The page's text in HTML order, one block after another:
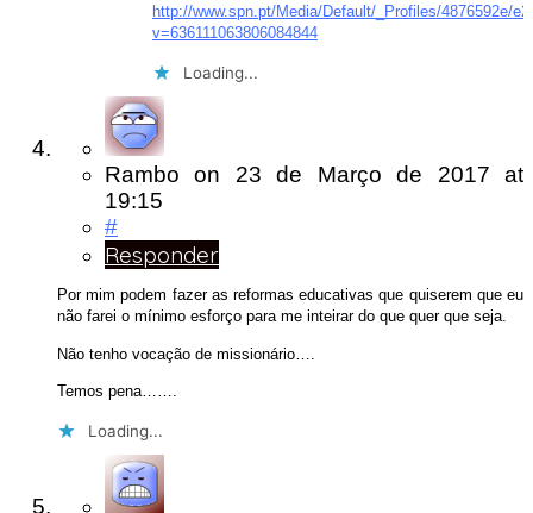
http://www.spn.pt/Media/Default/_Profiles/4876592e/
v=636111063806084844
Loading...
Rambo on 23 de Março de 2017at
19:15
#
Responder
Por mim podem fazer as reformas educativas que quiserem que eu
não farei o mínimo esforço para me inteirar do que quer que seja.
Não tenho vocação de missionário….
Temos pena…….
Loading...